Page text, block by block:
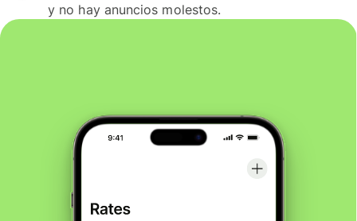
y no hay anuncios molestos.